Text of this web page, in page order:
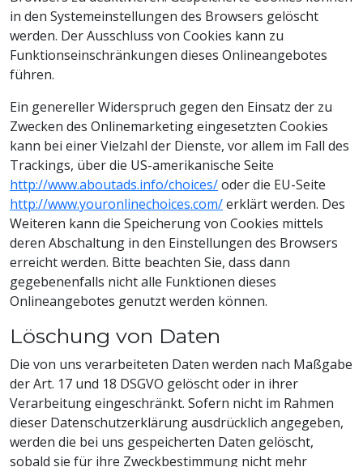
in den Systemeinstellungen des Browsers gelöscht
werden. Der Ausschluss von Cookies kann zu
Funktionseinschränkungen dieses Onlineangebotes
führen.
Ein genereller Widerspruch gegen den Einsatz der zu
Zwecken des Onlinemarketing eingesetzten Cookies
kann bei einer Vielzahl der Dienste, vor allem im Fall des
Trackings, über die US-amerikanische Seite
http://www.aboutads.info/choices/oder die EU-Seite
http://www.youronlinechoices.com/erklärt werden. Des
Weiteren kann die Speicherung von Cookies mittels
deren Abschaltung in den Einstellungen des Browsers
erreicht werden. Bitte beachten Sie, dass dann
gegebenenfalls nicht alle Funktionen dieses
Onlineangebotes genutzt werden können.
Löschung von Daten
Die von uns verarbeiteten Daten werden nach Maßgabe
der Art. 17 und 18 DSGVO gelöscht oder in ihrer
Verarbeitung eingeschränkt. Sofern nicht im Rahmen
dieser Datenschutzerklärung ausdrücklich angegeben,
werden die bei uns gespeicherten Daten gelöscht,
sobald sie für ihre Zweckbestimmung nicht mehr